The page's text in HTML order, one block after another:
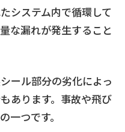
システム内で循環して
な漏れが発生すること
ール部分の劣化によっ
あります。事故や飛び
一つです。